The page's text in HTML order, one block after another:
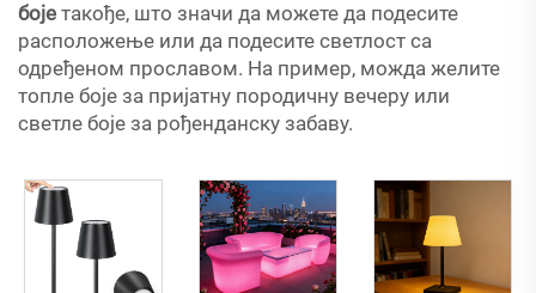
боје такође, што значи да можете да подесите
расположење или да подесите светлост са
одређеном прославом. На пример, можда желите
топле боје за пријатну породичну вечеру или
светле боје за рођенданску забаву.